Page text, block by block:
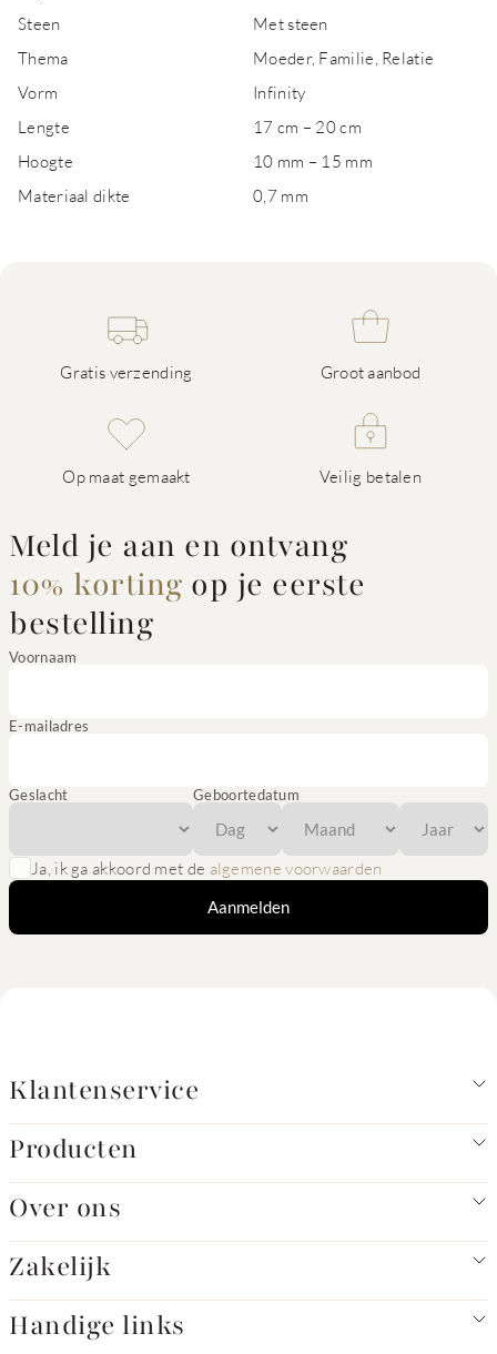
Steen
Met steen
Thema
Moeder, Familie, Relatie
Vorm
Infinity
Lengte
17 cm – 20 cm
Hoogte
10 mm – 15 mm
Materiaal dikte
0,7 mm
Gratis verzending Groot aanbod
Op maat gemaakt Veilig betalen
Meld je aan en ontvang
10% korting op je eerste
bestelling
Voornaam
E-mailadres
Geslacht Geboortedatum
Ja, ik ga akkoord met de algemene voorwaarden
Aanmelden
Klantenservice
Producten
Over ons
Zakelijk
Handige links